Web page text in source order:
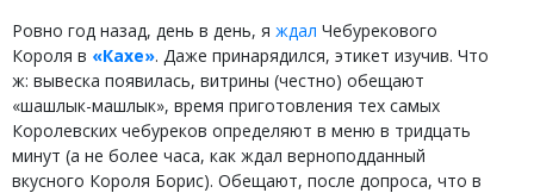
Ровно год назад, день в день, я ждал Чебурекового
Короля в «Кахе». Даже принарядился, этикет изучив. Что
ж: вывеска появилась, витрины (честно) обещают
«шашлык-машлык», время приготовления тех самых
Королевских чебуреков определяют в меню в тридцать
минут (а не более часа, как ждал верноподданный
вкусного Короля Борис). Обещают, после допроса, что в